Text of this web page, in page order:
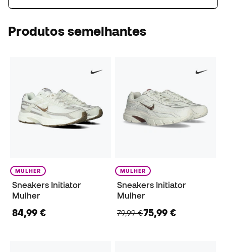
Produtos semelhantes
MULHER
Sneakers Initiator
Mulher
84,99 €
MULHER
Sneakers Initiator
Mulher
79,99 €75,99 €